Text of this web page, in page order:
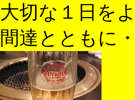
大切な１日を
間達とともに